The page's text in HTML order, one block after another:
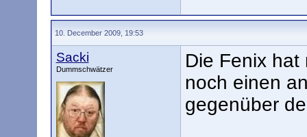
10. December 2009, 19:53
Sacki
Dummschwätzer
Die Fenix hat
noch einen
gegenüber